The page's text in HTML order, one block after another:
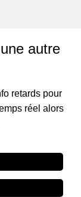
autre
retards pour
réel alors